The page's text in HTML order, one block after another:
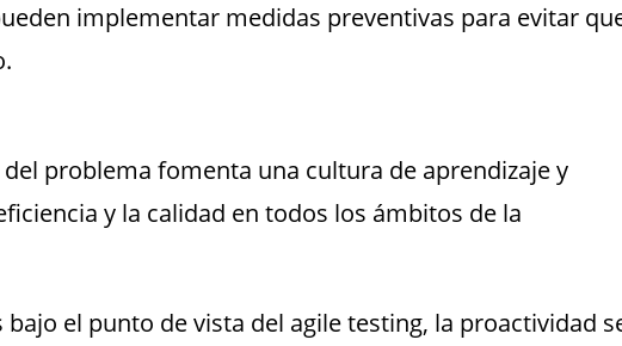
implementar medidas preventivas para evitar
problema fomenta una cultura de aprendizaje y
y la calidad en todos los ámbitos de la
el punto de vista del agile testing, la proactividad